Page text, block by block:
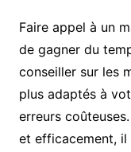
Faire appel à un
de gagner du
conseiller sur les
plus adaptés à
erreurs
et efficacement, il